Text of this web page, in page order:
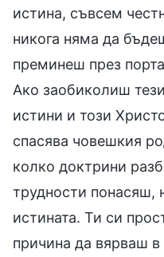
истина, съвсем
никога няма да
преминеш през
Ако заобиколиш
истини и този
спасява човешкия
колко доктрини
трудности понасяш,
истината. Ти си
причина да вярваш в